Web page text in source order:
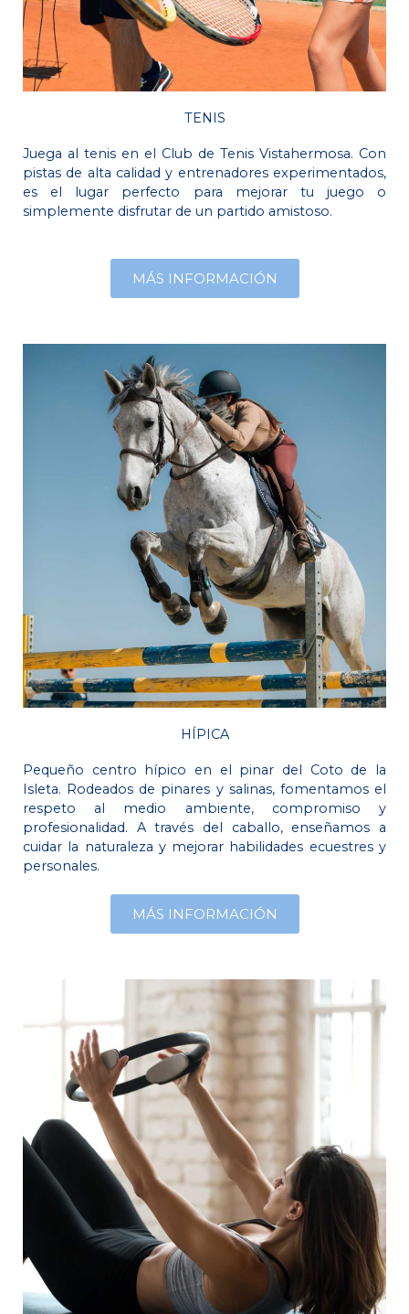
TENIS
Juega al tenis en el Club de Tenis Vistahermosa. Con
pistas de alta calidad y entrenadores experimentados,
es el lugar perfecto para mejorar tu juego o
simplemente disfrutar de un partido amistoso.
MÁS INFORMACIÓN
HÍPICA
Pequeño centro hípico en el pinar del Coto de la
Isleta. Rodeados de pinares y salinas, fomentamos el
respeto al medio ambiente, compromiso y
profesionalidad. A través del caballo, enseñamos a
cuidar la naturaleza y mejorar habilidades ecuestres y
personales.
MÁS INFORMACIÓN